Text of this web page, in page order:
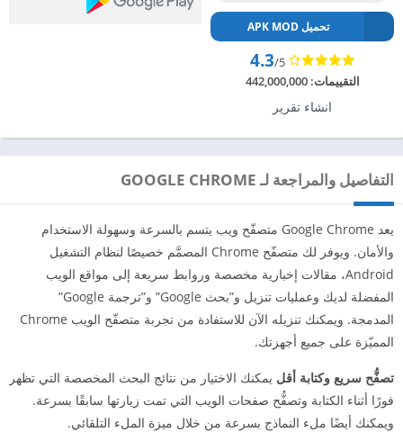
تحميل APK MOD
4.3/5
التقييمات:442,000,000
انشاء تقرير
التفاصيل والمراجعة لـ GOOGLE CHROME
‏‏يعد Google Chrome متصفّح ويب يتسم بالسرعة وسهولة الاستخدام
والأمان. ويوفر لك متصفّح Chrome المصمَّم خصيصًا لنظام التشغيل
Android، مقالات إخبارية مخصصة وروابط سريعة إلى مواقع الويب
المفضلة لديك وعمليات تنزيل و”بحث Google” و”ترجمة Google”
المدمجة. ويمكنك تنزيله الآن للاستفادة من تجربة متصفّح الويب Chrome
المميّزة على جميع أجهزتك.
تصفُّح سريع وكتابة أقل يمكنك الاختيار من نتائج البحث المخصصة التي تظهر
فورًا أثناء الكتابة وتصفُّح صفحات الويب التي تمت زيارتها سابقًا بسرعة.
ويمكنك أيضًا ملء النماذج بسرعة من خلال ميزة الملء التلقائي.